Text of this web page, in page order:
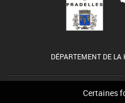
Certaines
DÉPARTEMENT DE LA